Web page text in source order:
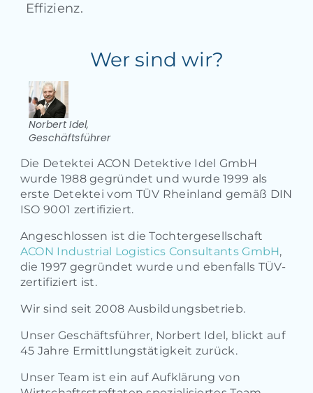
Effizienz.
Wer sind wir?
Norbert Idel,
Geschäftsführer
Die Detektei ACON Detektive Idel GmbH
wurde 1988 gegründet und wurde 1999 als
erste Detektei vom TÜV Rheinland gemäß DIN
ISO 9001 zertifiziert.
Angeschlossen ist die Tochtergesellschaft
ACON Industrial Logistics Consultants GmbH,
die 1997 gegründet wurde und ebenfalls TÜV-
zertifiziert ist.
Wir sind seit 2008 Ausbildungsbetrieb.
Unser Geschäftsführer, Norbert Idel, blickt auf
45 Jahre Ermittlungstätigkeit zurück.
Unser Team ist ein auf Aufklärung von